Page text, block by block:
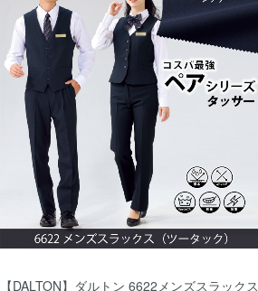
【DALTON】ダルトン 6622メンズスラックス